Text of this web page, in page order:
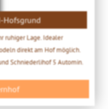
Hofsgrund
ruhiger Lage. Idealer
direkt am Hof möglich.
Schniederlihof 5 Automin.